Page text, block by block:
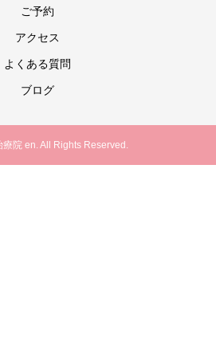
ご予約
アクセス
よくある質問
ブログ
院 en. All Rights Reserved.